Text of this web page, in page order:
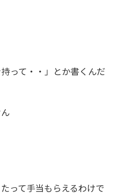
って・・」とか書くんだ
って手当もらえるわけで